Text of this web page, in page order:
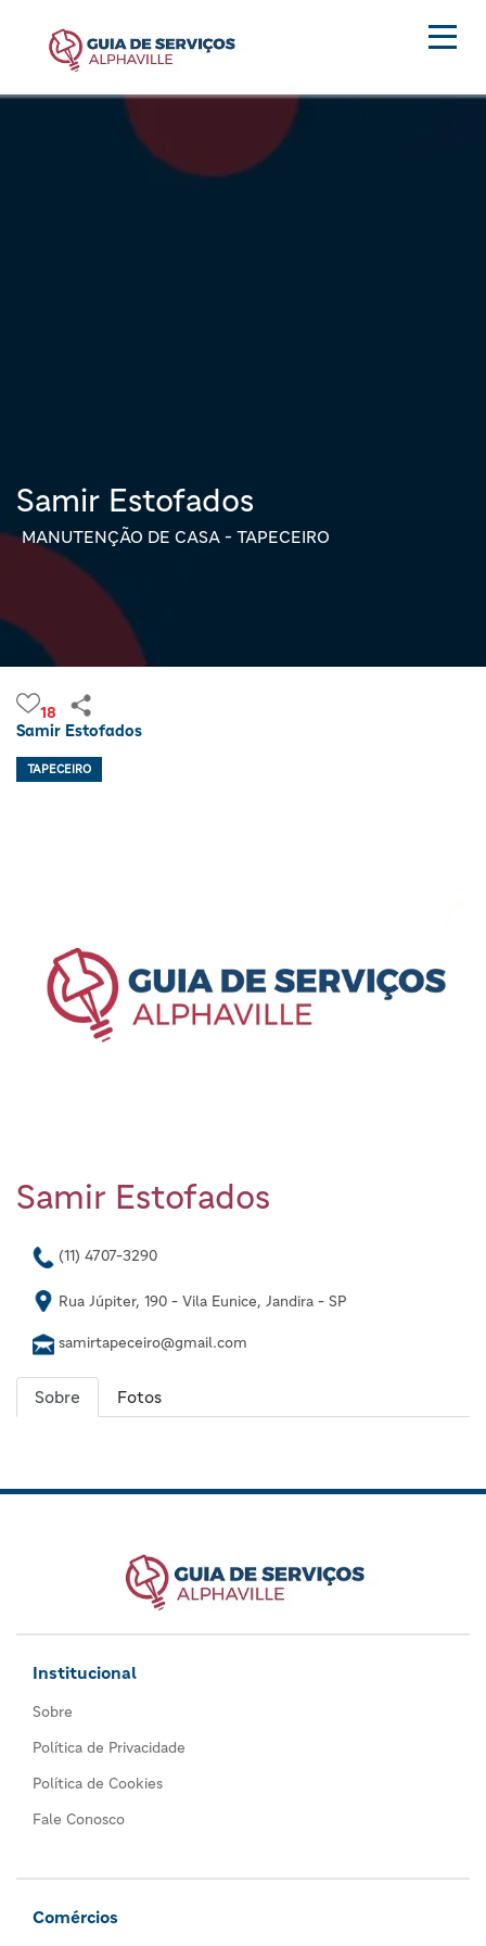
Samir Estofados
MANUTENÇÃO DE CASA - TAPECEIRO
18
Samir Estofados
TAPECEIRO
Samir Estofados
(11) 4707-3290
Rua Júpiter, 190 - Vila Eunice, Jandira - SP
samirtapeceiro@gmail.com
Sobre Fotos
Institucional
Sobre
Política de Privacidade
Política de Cookies
Fale Conosco
Comércios